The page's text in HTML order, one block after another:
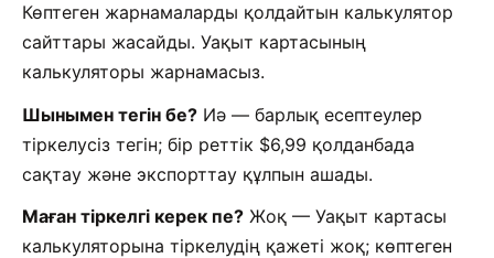
Көптеген жарнамаларды қолдайтын калькулятор
сайттары жасайды. Уақыт картасының
калькуляторы жарнамасыз.
Шынымен тегін бе? Иә — барлық есептеулер
тіркелусіз тегін; бір реттік $6,99 қолданбада
сақтау және экспорттау құлпын ашады.
Маған тіркелгі керек пе? Жоқ — Уақыт картасы
калькуляторына тіркелудің қажеті жоқ; көптеген